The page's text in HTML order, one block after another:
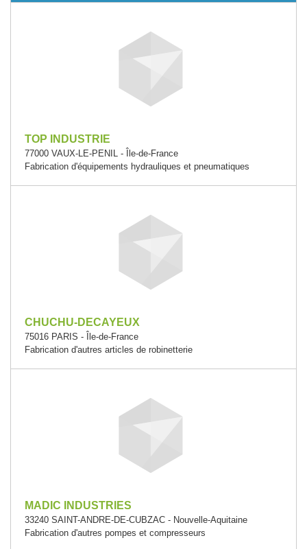
TOP INDUSTRIE
77000 VAUX-LE-PENIL - Île-de-France
Fabrication d'équipements hydrauliques et pneumatiques
CHUCHU-DECAYEUX
75016 PARIS - Île-de-France
Fabrication d'autres articles de robinetterie
MADIC INDUSTRIES
33240 SAINT-ANDRE-DE-CUBZAC - Nouvelle-Aquitaine
Fabrication d'autres pompes et compresseurs